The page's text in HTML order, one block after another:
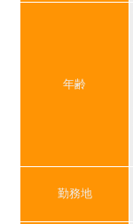
年齢
勤務地